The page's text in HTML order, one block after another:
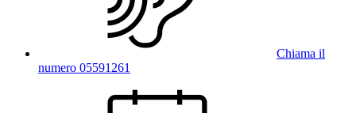
Chiama il
numero 05591261